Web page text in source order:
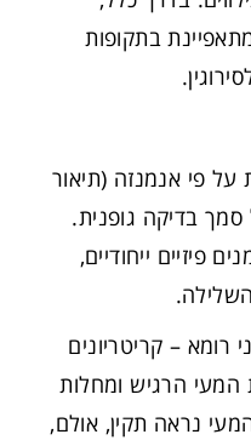
בתקופות
פי אנמנזה (תיאור
בדיקה גופנית.
פיזיים ייחודיים,
– קריטריונים
המעי הרגיש ומחלות
נראה תקין, אולם,